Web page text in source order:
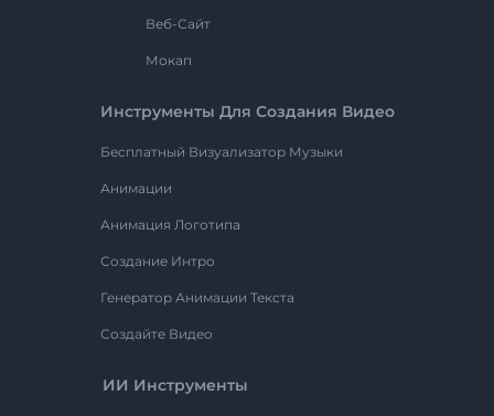
Веб-Сайт
Мокап
Инструменты Для Создания Видео
Бесплатный Визуализатор Музыки
Анимации
Анимация Логотипа
Создание Интро
Генератор Анимации Текста
Создайте Видео
ИИ Инструменты